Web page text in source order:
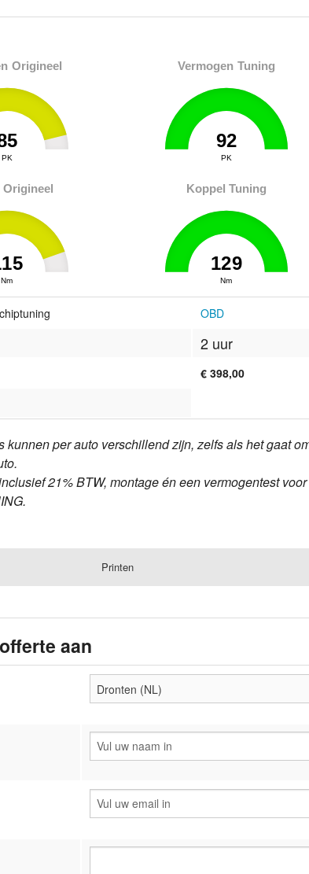
Origineel
PK
Vermogen Tuning
92
PK
Origineel
Nm
Koppel Tuning
129
Nm
OBD
2 uur
€ 398,00
kunnen per auto verschillend zijn, zelfs als het gaat
21% BTW, montage én een vermogentest
Printen
aan